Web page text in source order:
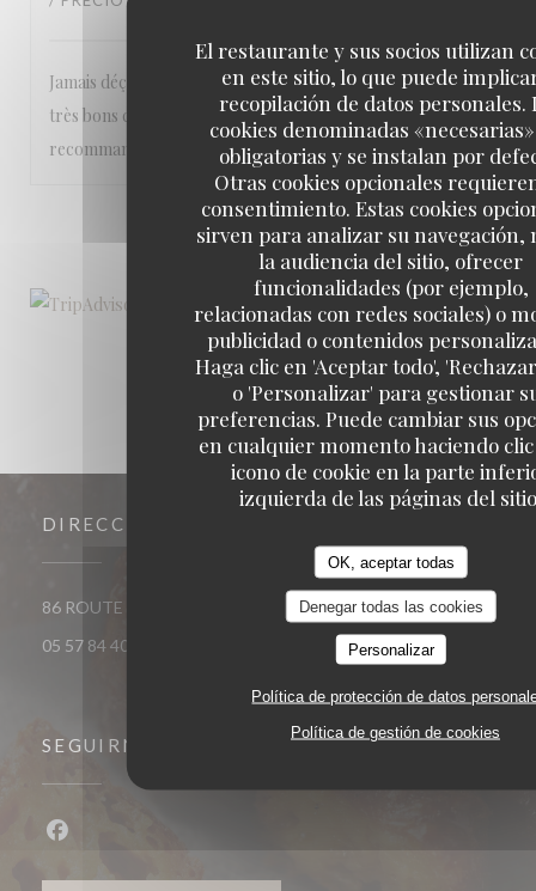
El restaurante y sus socios utilizan
en este sitio, lo que puede
recopilación de datos personales.
cookies denominadas
obligatorias y se instalan por
Otras cookies opcionales
consentimiento. Estas cookies
sirven para analizar su navegación,
la audiencia del sitio, ofrecer
funcionalidades (por ejemplo,
relacionadas con redes sociales) o
publicidad o contenidos
Haga clic en 'Aceptar todo',
o 'Personalizar' para gestionar
preferencias. Puede cambiar sus
en cualquier momento haciendo
icono de cookie en la parte
izquierda de las páginas del
OK, aceptar todas
Denegar todas las cookies
Personalizar
Política de protección de datos
Política de gestión de cookies
Jamais déçu ! accueil personnalisé, plats gourmands et de
très bons conseils pour les vins. Une table que je
recommande à tous sans restriction
1
DIRECCIÓN
86 ROUTE DE CATUSSEAU 33500 POMEROL((abre en una
05 57 84 40 40
SEGUIRNOS
Facebook ((abre en una nueva ventana))